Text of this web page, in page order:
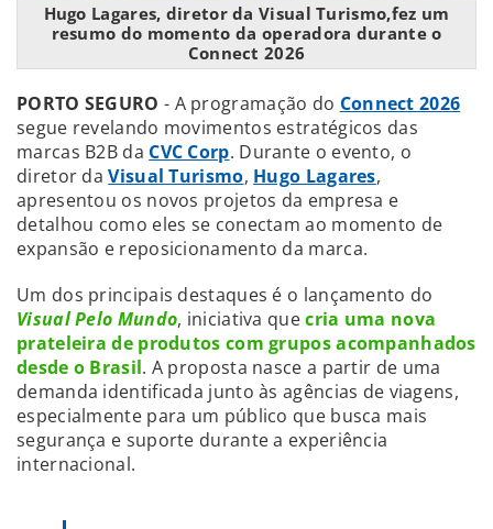
Hugo Lagares, diretor da Visual Turismo,fez um
resumo do momento da operadora durante o
Connect 2026
PORTO SEGURO - A programação do Connect 2026
segue revelando movimentos estratégicos das
marcas B2B da CVC Corp. Durante o evento, o
diretor daVisual Turismo, Hugo Lagares,
apresentou os novos projetos da empresa e
detalhou como eles se conectam ao momento de
expansão e reposicionamento da marca.
Um dos principais destaques é o lançamento do
Visual Pelo Mundo, iniciativa quecria uma nova
prateleira de produtos com grupos acompanhados
desde o Brasil. A proposta nasce a partir de uma
demanda identificada junto às agências de viagens,
especialmente para um público que busca mais
segurança e suporte durante a experiência
internacional.